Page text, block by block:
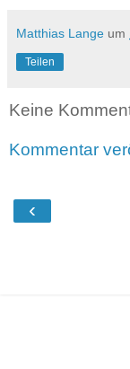
Matthias Lange um
Teilen
Keine
Kommentar
‹